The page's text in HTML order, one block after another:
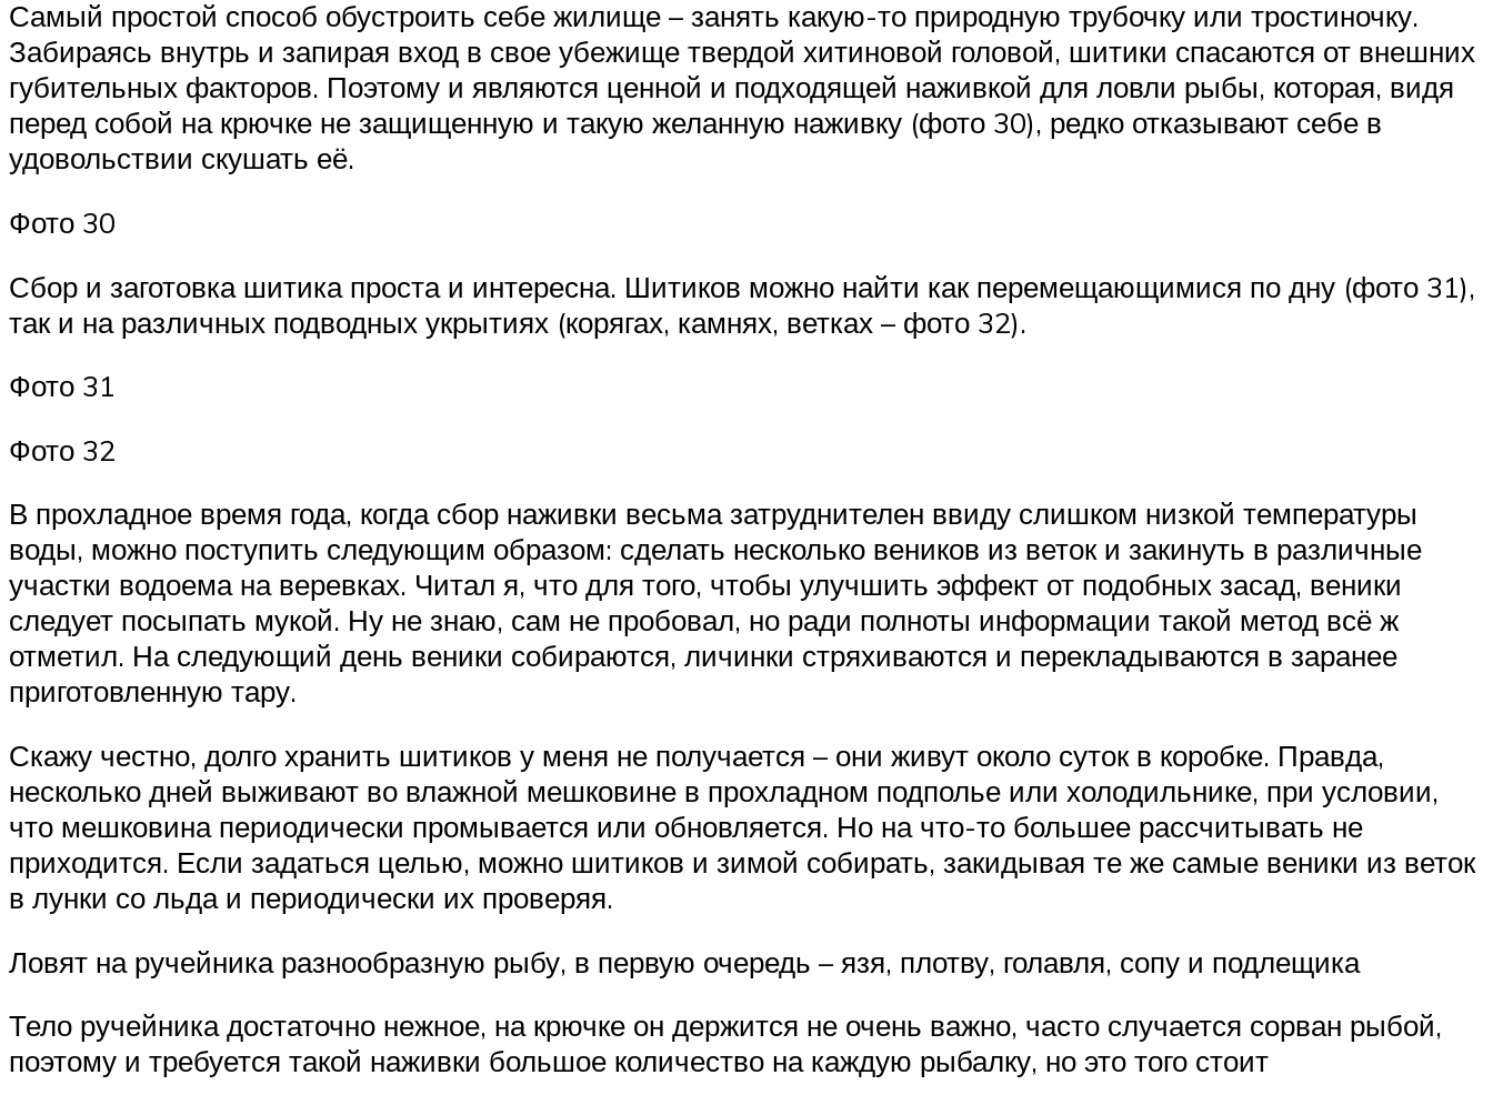
Самый простой способ обустроить себе жилище – занять какую-то природную трубочку или тростиночку.
Забираясь внутрь и запирая вход в свое убежище твердой хитиновой головой, шитики спасаются от внешних
губительных факторов. Поэтому и являются ценной и подходящей наживкой для ловли рыбы, которая, видя
перед собой на крючке не защищенную и такую желанную наживку (фото 30), редко отказывают себе в
удовольствии скушать её.
Фото 30
Сбор и заготовка шитика проста и интересна. Шитиков можно найти как перемещающимися по дну (фото 31),
так и на различных подводных укрытиях (корягах, камнях, ветках – фото 32).
Фото 31
Фото 32
В прохладное время года, когда сбор наживки весьма затруднителен ввиду слишком низкой температуры
воды, можно поступить следующим образом: сделать несколько веников из веток и закинуть в различные
участки водоема на веревках. Читал я, что для того, чтобы улучшить эффект от подобных засад, веники
следует посыпать мукой. Ну не знаю, сам не пробовал, но ради полноты информации такой метод всё ж
отметил. На следующий день веники собираются, личинки стряхиваются и перекладываются в заранее
приготовленную тару.
Скажу честно, долго хранить шитиков у меня не получается – они живут около суток в коробке. Правда,
несколько дней выживают во влажной мешковине в прохладном подполье или холодильнике, при условии,
что мешковина периодически промывается или обновляется. Но на что-то большее рассчитывать не
приходится. Если задаться целью, можно шитиков и зимой собирать, закидывая те же самые веники из веток
в лунки со льда и периодически их проверяя.
Ловят на ручейника разнообразную рыбу, в первую очередь – язя, плотву, голавля, сопу и подлещика
Тело ручейника достаточно нежное, на крючке он держится не очень важно, часто случается сорван рыбой,
поэтому и требуется такой наживки большое количество на каждую рыбалку, но это того стоит